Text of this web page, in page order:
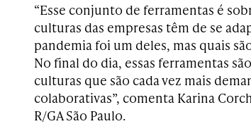
“Esse conjunto de ferramentas é
culturas das empresas têm de se
pandemia foi um deles, mas quais
No final do dia, essas ferramentas
culturas que são cada vez mais
colaborativas”, comenta Karina
R/GA São Paulo.